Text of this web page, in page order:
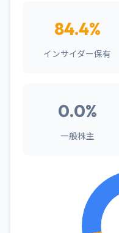
84.4%
インサイダー保有
0.0%
一般株主